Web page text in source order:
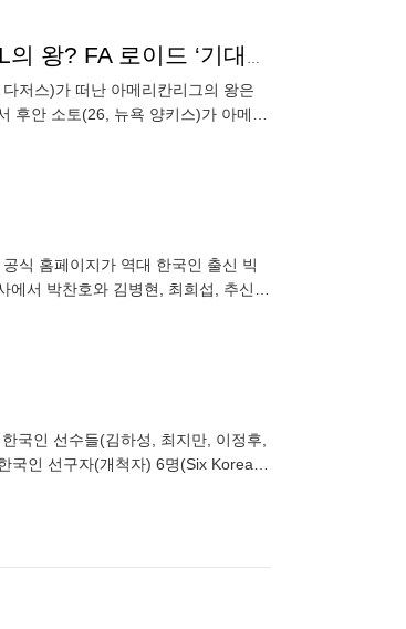
“25세에 FA” 김하성과 헤어지고 412억원 수령…오타니 없는 AL의 왕? FA 로이드 ‘기대만발’
저스)가 떠난 아메리칸리그의 왕은
후안 소토(26, 뉴욕 양키스)가 아메리
식 홈페이지가 역대 한국인 출신 빅
에서 박찬호와 김병현, 최희섭, 추신
국인 선수들(김하성, 최지만, 이정후,
인 선구자(개척자) 6명(Six Korean